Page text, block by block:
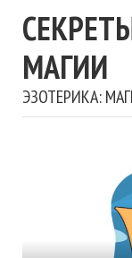
МАГИИ
ЭЗОТЕРИКА: